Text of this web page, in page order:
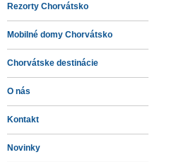
Rezorty Chorvátsko
Mobilné domy Chorvátsko
Chorvátske destinácie
O nás
Kontakt
Novinky